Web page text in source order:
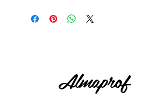
Almaprof